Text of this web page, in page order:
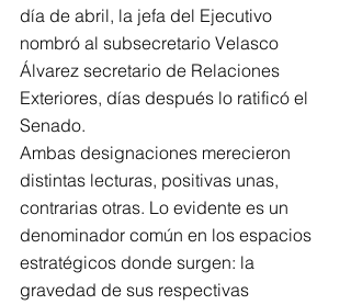
día de abril, la jefa del Ejecutivo
nombró al subsecretario Velasco
Álvarez secretario de Relaciones
Exteriores, días después lo ratificó el
Senado.
Ambas designaciones merecieron
distintas lecturas, positivas unas,
contrarias otras. Lo evidente es un
denominador común en los espacios
estratégicos donde surgen: la
gravedad de sus respectivas